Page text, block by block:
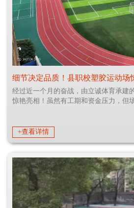
细节决定品质！县职校塑胶运动场
经过近一个月的奋战，由立诚体育承建
惊艳亮相！虽然有工期和资金压力，但
+查看详情